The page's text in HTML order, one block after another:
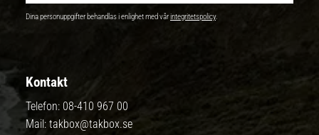
Dina personuppgifter behandlas i enlighet med vårintegritetspolicy.
Kontakt
Telefon: 08-410 967 00
Mail: takbox@takbox.se